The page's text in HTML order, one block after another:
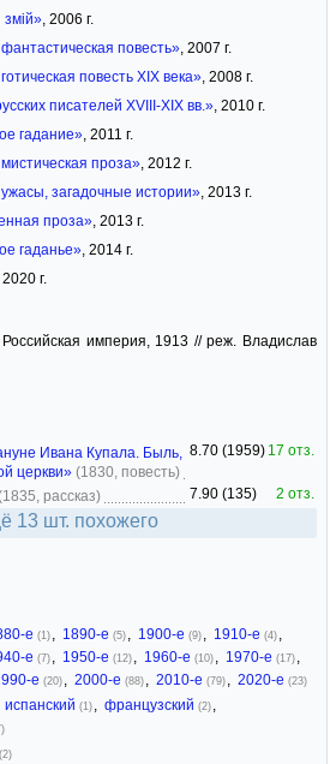
, 2006 г.
повесть», 2007 г.
повесть ХIХ века», 2008 г.
писателей XVIII-XIX вв.», 2010 г.
гадание», 2011 г.
проза», 2012 г.
загадочные истории», 2013 г.
проза», 2013 г.
гаданье», 2014 г.
г.
империя, 1913 // реж. Владислав
Ивана Купала. Быль,
церкви» (1830, повесть)
8.70 (1959) 17 отз.
рассказ) 7.90 (135) 2 отз.
13 шт. похожего
е (1) , 1890-е (5) , 1900-е (9) , 1910-е (4) ,
е (7) , 1950-е (12) , 1960-е (10) , 1970-е (17) ,
е (20) , 2000-е (88) , 2010-е (79) , 2020-е (23)
испанский (1) , французский (2) ,
(2)